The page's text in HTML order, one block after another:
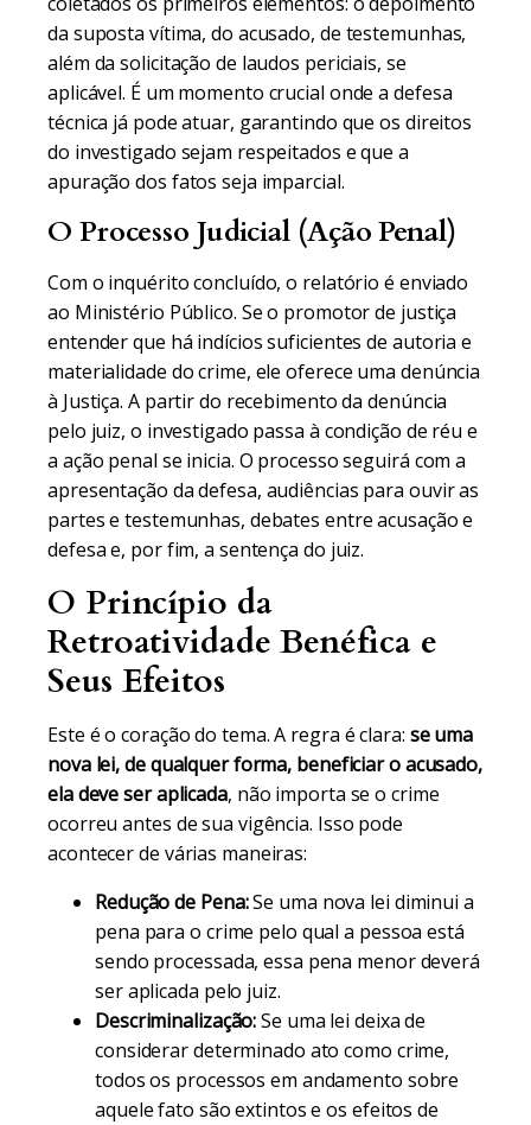
da suposta vítima, do acusado, de testemunhas,
além da solicitação de laudos periciais, se
aplicável. É um momento crucial onde a defesa
técnica já pode atuar, garantindo que os direitos
do investigado sejam respeitados e que a
apuração dos fatos seja imparcial.
O Processo Judicial (Ação Penal)
Com o inquérito concluído, o relatório é enviado
ao Ministério Público. Se o promotor de justiça
entender que há indícios suficientes de autoria e
materialidade do crime, ele oferece uma denúncia
à Justiça. A partir do recebimento da denúncia
pelo juiz, o investigado passa à condição de réu e
a ação penal se inicia. O processo seguirá com a
apresentação da defesa, audiências para ouvir as
partes e testemunhas, debates entre acusação e
defesa e, por fim, a sentença do juiz.
O Princípio da
Retroatividade Benéfica e
Seus Efeitos
Este é o coração do tema. A regra é clara: se uma
nova lei, de qualquer forma, beneficiar o acusado,
ela deve ser aplicada, não importa se o crime
ocorreu antes de sua vigência. Isso pode
acontecer de várias maneiras:
Redução de Pena:Se uma nova lei diminui a
pena para o crime pelo qual a pessoa está
sendo processada, essa pena menor deverá
ser aplicada pelo juiz.
Descriminalização:Se uma lei deixa de
considerar determinado ato como crime,
todos os processos em andamento sobre
aquele fato são extintos e os efeitos de